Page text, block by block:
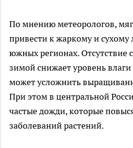
По мнению метеорологов,
привести к жаркому и сухому
южных регионах. Отсутствие
зимой снижает уровень влаги
может усложнить
При этом в центральной
частые дожди, которые
заболеваний растений.